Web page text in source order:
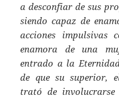
a desconfiar de sus
siendo capaz de
acciones impulsivas
enamora de una
entrado a la
de que su superior,
trató de involucrarse